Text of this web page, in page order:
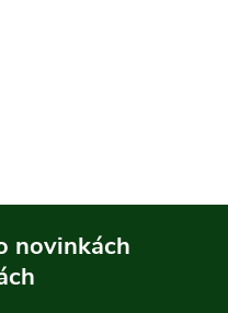
novinkách